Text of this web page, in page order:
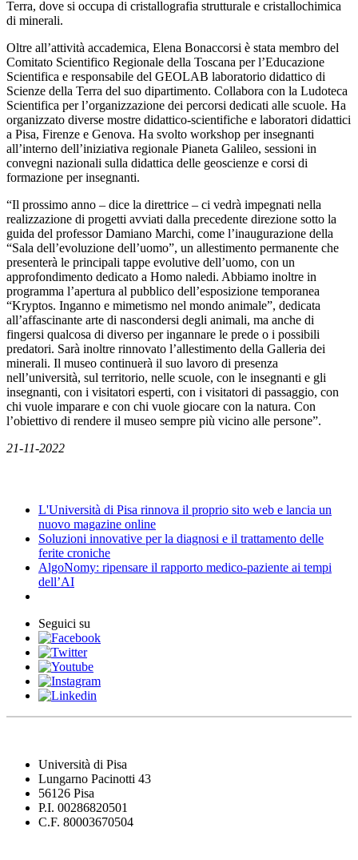
Terra, dove si occupa di cristallografia strutturale e cristallochimica
di minerali.
Oltre all’attività accademica, Elena Bonaccorsi è stata membro del
Comitato Scientifico Regionale della Toscana per l’Educazione
Scientifica e responsabile del GEOLAB laboratorio didattico di
Scienze della Terra del suo dipartimento. Collabora con la Ludoteca
Scientifica per l’organizzazione dei percorsi dedicati alle scuole. Ha
organizzato diverse mostre didattico-scientifiche e laboratori didattici
a Pisa, Firenze e Genova. Ha svolto workshop per insegnanti
all’interno dell’iniziativa regionale Pianeta Galileo, sessioni in
convegni nazionali sulla didattica delle geoscienze e corsi di
formazione per insegnanti.
“Il prossimo anno – dice la direttrice – ci vedrà impegnati nella
realizzazione di progetti avviati dalla precedente direzione sotto la
guida del professor Damiano Marchi, come l’inaugurazione della
“Sala dell’evoluzione dell’uomo”, un allestimento permanente che
presenterà le principali tappe evolutive dell’uomo, con un
approfondimento dedicato a Homo naledi. Abbiamo inoltre in
programma l’apertura al pubblico dell’esposizione temporanea
“Kryptos. Inganno e mimetismo nel mondo animale”, dedicata
all’affascinante arte di nascondersi degli animali, ma anche di
fingersi qualcosa di diverso per ingannare le prede o i possibili
predatori. Sarà inoltre rinnovato l’allestimento della Galleria dei
minerali. Il museo continuerà il suo lavoro di presenza
nell’università, sul territorio, nelle scuole, con le insegnanti e gli
insegnanti, con i visitatori esperti, con i visitatori di passaggio, con
chi vuole imparare e con chi vuole giocare con la natura. Con
l’obiettivo di rendere il museo sempre più vicino alle persone”.
21-11-2022
L'Università di Pisa rinnova il proprio sito web e lancia un
nuovo magazine online
Soluzioni innovative per la diagnosi e il trattamento delle
ferite croniche
AlgoNomy: ripensare il rapporto medico-paziente ai tempi
dell’AI
Seguici su
Università di Pisa
Lungarno Pacinotti 43
56126 Pisa
P.I. 00286820501
C.F. 80003670504